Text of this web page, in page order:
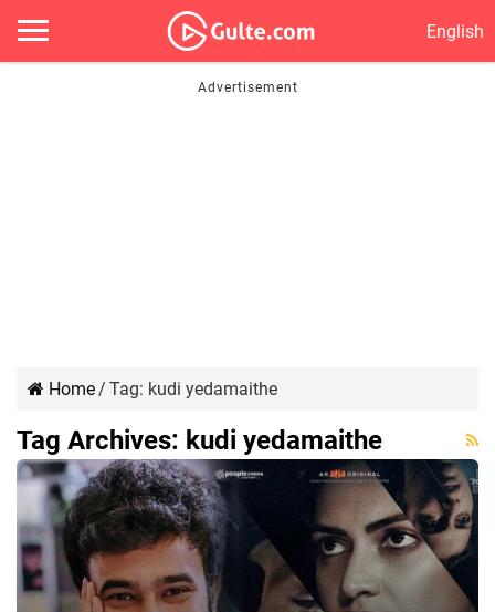
English
Home/ Tag: kudi yedamaithe
Tag Archives: kudi yedamaithe